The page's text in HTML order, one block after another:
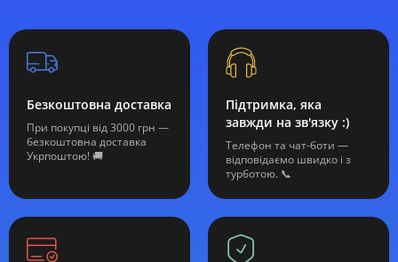
Безкоштовна доставка
При покупці від 3000 грн —
безкоштовна доставка
Укрпоштою! 🚚
Підтримка, яка
завжди на зв'язку :)
Телефон та чат-боти —
відповідаємо швидко і з
турботою. 📞